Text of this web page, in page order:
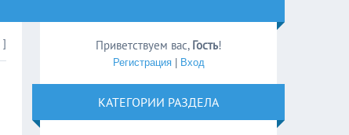
] Приветствуем вас, Гость!
Регистрация| Вход
КАТЕГОРИИ РАЗДЕЛА